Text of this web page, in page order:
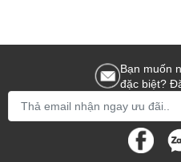
Bạn muốn
đặc biệt?